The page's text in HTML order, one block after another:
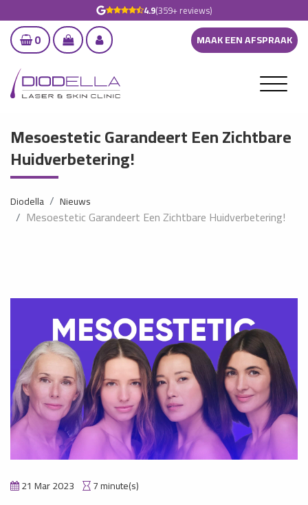
4.9(359+ reviews)
0 MAAK EEN AFSPRAAK
Mesoestetic Garandeert Een Zichtbare
Huidverbetering!
Diodella Nieuws
Mesoestetic Garandeert Een Zichtbare Huidverbetering!
21 Mar 2023 7 minute(s)